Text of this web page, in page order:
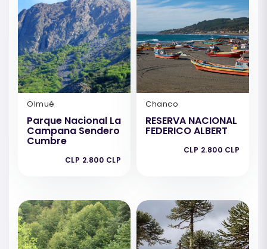
Olmué
Parque Nacional La
Campana Sendero
Cumbre
CLP 2.800 CLP
Chanco
RESERVA NACIONAL
FEDERICO ALBERT
CLP 2.800 CLP